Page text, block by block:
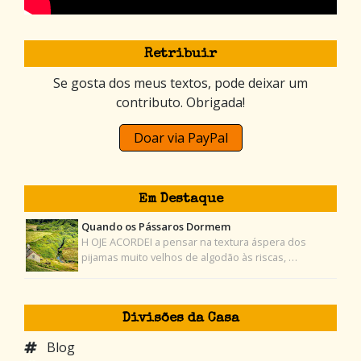
Retribuir
Se gosta dos meus textos, pode deixar um
contributo. Obrigada!
Doar via PayPal
Em Destaque
Quando os Pássaros Dormem
H OJE ACORDEI a pensar na textura áspera dos
pijamas muito velhos de algodão às riscas, …
Divisões da Casa
Blog